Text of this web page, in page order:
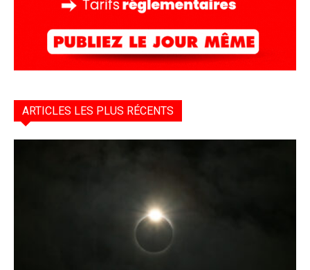
ARTICLES LES PLUS RÉCENTS